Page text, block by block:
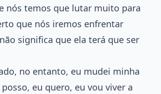
nós temos que lutar muito para
que nós iremos enfrentar
significa que ela terá que ser
no entanto, eu mudei minha
eu quero, eu vou viver a